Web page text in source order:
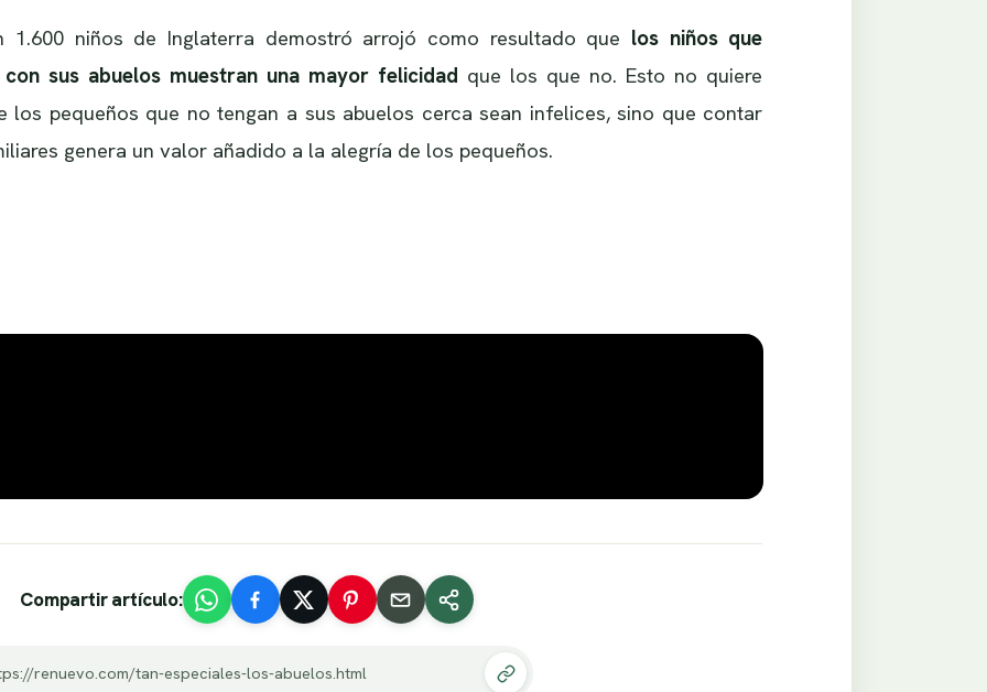
1.600 niños de Inglaterra demostró arrojó como resultado que los niños que
sus abuelos muestran una mayor felicidad que los que no. Esto no quiere
los pequeños que no tengan a sus abuelos cerca sean infelices, sino que contar
genera un valor añadido a la alegría de los pequeños.
Compartir artículo:
renuevo.com/tan-especiales-los-abuelos.html